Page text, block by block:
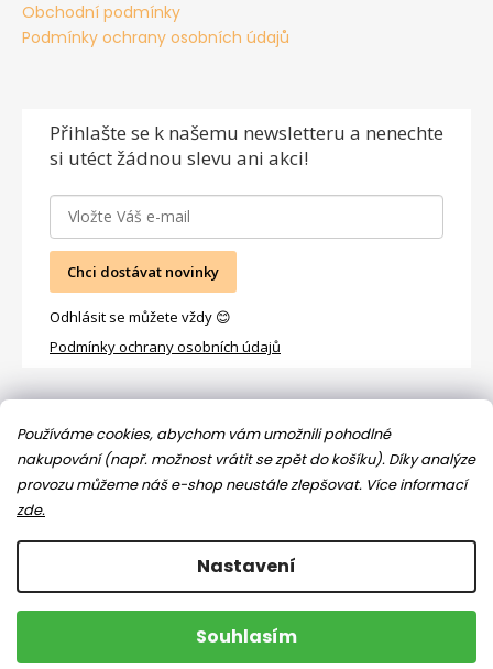
Používáme cookies, abychom vám umožnili pohodlné
nakupování (např. možnost vrátit se zpět do košíku). Díky analýze
provozu můžeme náš e-shop neustále zlepšovat. Více informací
zde.
Nastavení
Souhlasím
Obchodní podmínky
Podmínky ochrany osobních údajů
Přihlašte se k našemu newsletteru a nenechte
si utéct žádnou slevu ani akci!
Chci dostávat novinky
Odhlásit se můžete vždy 😊
Podmínky ochrany osobních údajů
Facebook
Copyright 2026Jsem máma. Všechna práva vyhrazena.
Upravit nastavení cookies